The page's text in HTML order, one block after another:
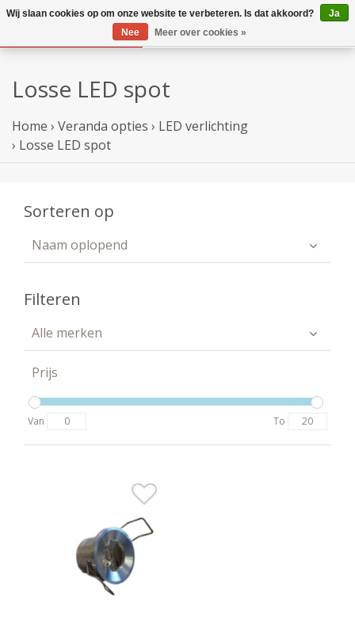
Losse LED spot
Home › Veranda opties › LED verlichting
› Losse LED spot
Sorteren op
Naam oplopend
Filteren
Alle merken
Prijs
Van To
Wij slaan cookies op om onze website te verbeteren. Is dat akkoord?
Ja
Nee
Meer over cookies »